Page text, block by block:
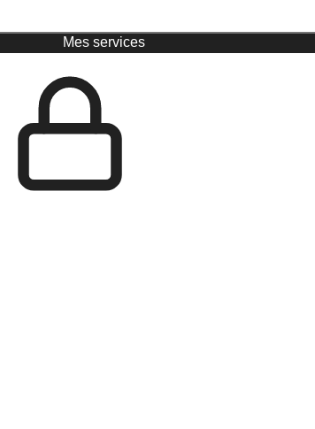
Mes services